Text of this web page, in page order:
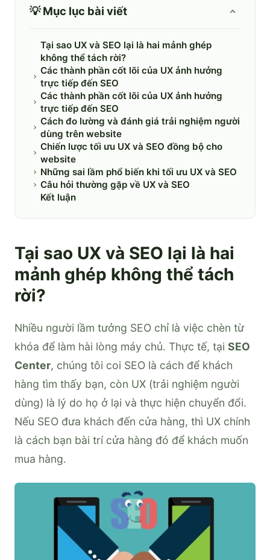
💡 Mục lục bài viết
Tại sao UX và SEO lại là hai mảnh ghép
không thể tách rời?
Các thành phần cốt lõi của UX ảnh hưởng
trực tiếp đến SEO
Các thành phần cốt lõi của UX ảnh hưởng
trực tiếp đến SEO
Cách đo lường và đánh giá trải nghiệm người
dùng trên website
Chiến lược tối ưu UX và SEO đồng bộ cho
website
Những sai lầm phổ biến khi tối ưu UX và SEO
Câu hỏi thường gặp về UX và SEO
Kết luận
Tại sao UX và SEO lại là hai
mảnh ghép không thể tách
rời?
Nhiều người lầm tưởng SEO chỉ là việc chèn từ
khóa để làm hài lòng máy chủ. Thực tế, tại SEO
Center, chúng tôi coi SEO là cách để khách
hàng tìm thấy bạn, còn UX (trải nghiệm người
dùng) là lý do họ ở lại và thực hiện chuyển đổi.
Nếu SEO đưa khách đến cửa hàng, thì UX chính
là cách bạn bài trí cửa hàng đó để khách muốn
mua hàng.